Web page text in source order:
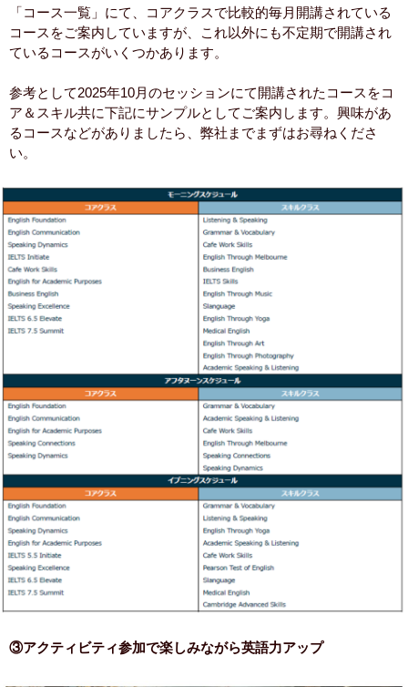
「コース一覧」にて、コアクラスで比較的毎月開講されている
コースをご案内していますが、これ以外にも不定期で開講され
ているコースがいくつかあります。
参考として2025年10月のセッションにて開講されたコースをコ
ア＆スキル共に下記にサンプルとしてご案内します。興味があ
るコースなどがありましたら、弊社までまずはお尋ねくださ
い。
③アクティビティ参加で楽しみながら英語力アップ